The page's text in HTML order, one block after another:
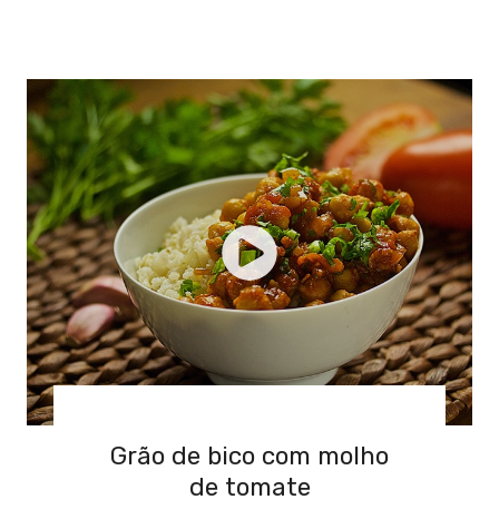
Grão de bico com molho
de tomate